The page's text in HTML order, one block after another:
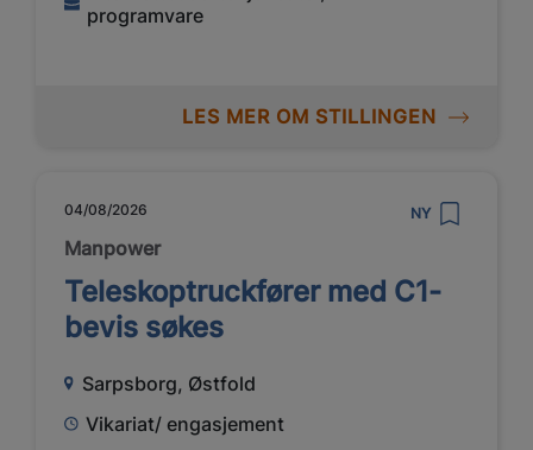
programvare
LES MER OM STILLINGEN
04/08/2026 NY
Manpower
Teleskoptruckfører med C1-
bevis søkes
Sarpsborg, Østfold
Vikariat/ engasjement